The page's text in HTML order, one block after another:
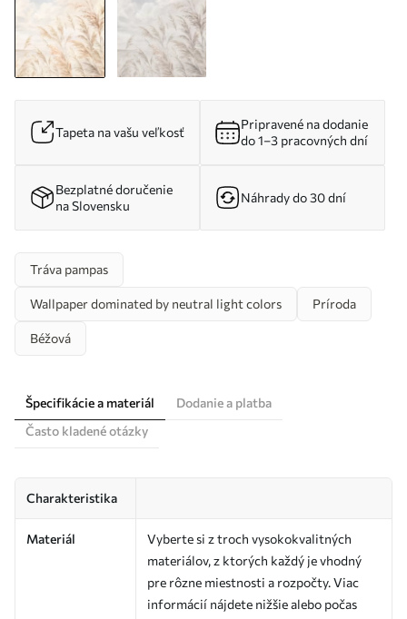
Tapeta na vašu veľkosť
Pripravené na dodanie
do 1–3 pracovných dní
Bezplatné doručenie
na Slovensku
Náhrady do 30 dní
Tráva pampas
Wallpaper dominated by neutral light colors Príroda
Béžová
Špecifikácie a materiál
Dodanie a platba
Často kladené otázky
Charakteristika
Materiál
Vyberte si z troch vysokokvalitných
materiálov, z ktorých každý je vhodný
pre rôzne miestnosti a rozpočty. Viac
informácií nájdete nižšie alebo počas